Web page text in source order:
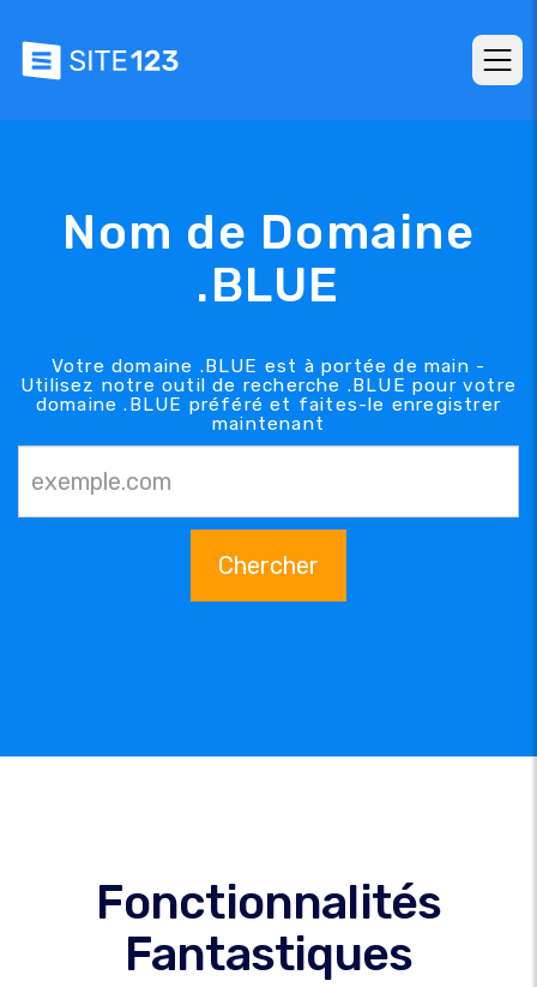
Nom de Domaine
.BLUE
Votre domaine .BLUE est à portée de main -
Utilisez notre outil de recherche .BLUE pour votre
domaine .BLUE préféré et faites-le enregistrer
maintenant
Chercher
Fonctionnalités
Fantastiques